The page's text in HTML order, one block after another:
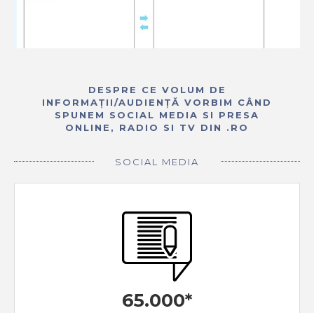
DESPRE CE VOLUM DE
INFORMAȚII/AUDIENȚĂ VORBIM CÂND
SPUNEM SOCIAL MEDIA SI PRESA
ONLINE, RADIO SI TV DIN .RO
SOCIAL MEDIA
65.000*